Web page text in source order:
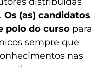
distribuídas
. Os (as) candidatos
polo do cursopara
sempre que